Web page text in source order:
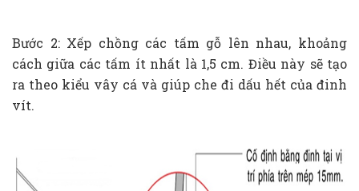
Bước 2: Xếp chồng các tấm gỗ lên nhau, khoảng
cách giữa các tấm ít nhất là 1,5 cm. Điều này sẽ tạo
ra theo kiểu vây cá và giúp che đi dấu hết của đinh
vít.